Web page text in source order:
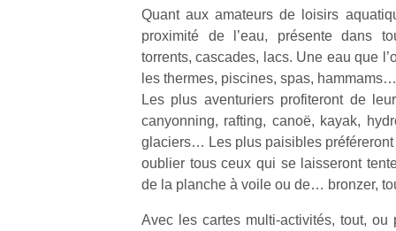
Quant aux amateurs de loisirs
proximité de l’eau, présente dans
torrents, cascades, lacs. Une eau que
les thermes, piscines, spas, hammams…
Les plus aventuriers profiteront de
canyonning, rafting, canoë, kayak,
glaciers… Les plus paisibles
oublier tous ceux qui se laisseront
de la planche à voile ou de… bronzer,
Avec les cartes multi‐activités, tout,
enfants
débordent
souvent
d’énergie.
Varier les
occupations
n’est pas
toujours
simple.
Conjuguer
activité
vacances
estivales
et avec le
retour des
beaux
jours, c’est
l’occasion
rêvée
pour les
de…